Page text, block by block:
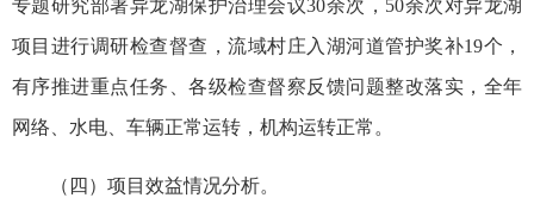
专题研究部署异龙湖保护治理会议30余次，50余次对异龙湖
项目进行调研检查督查，流域村庄入湖河道管护奖补19个，
有序推进重点任务、各级检查督察反馈问题整改落实，全年
网络、水电、车辆正常运转，机构运转正常。
（四）项目效益情况分析。